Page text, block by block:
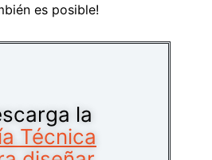
es posible!
la
Técnica